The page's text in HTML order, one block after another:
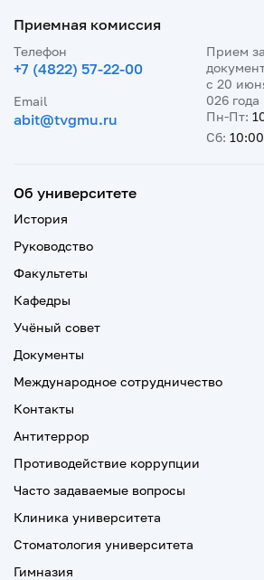
Приемная комиссия
Телефон
+7 (4822) 57-22-00
Email
abit@tvgmu.ru
Прием
с 20
026 года
Пн-Пт:
Сб:
Об университете
История
Руководство
Факультеты
Кафедры
Учёный совет
Документы
Международное сотрудничество
Контакты
Антитеррор
Противодействие коррупции
Часто задаваемые вопросы
Клиника университета
Стоматология университета
Гимназия